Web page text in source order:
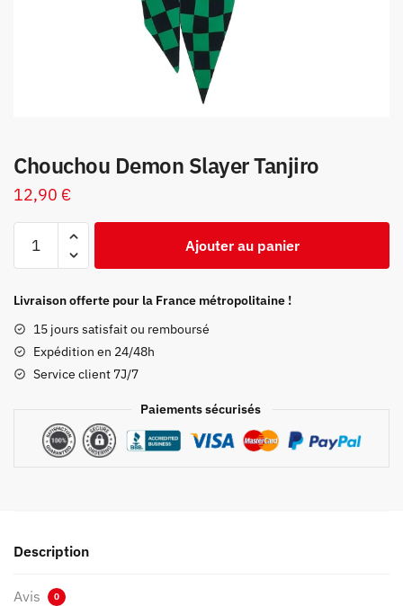
Chouchou Demon Slayer Tanjiro
12,90 €
Demon
Tanjiro
Ajouter au panier
Livraison offerte pour la France métropolitaine !
15 jours satisfait ou remboursé
Expédition en 24/48h
Service client 7J/7
Paiements sécurisés
Description
Avis 0